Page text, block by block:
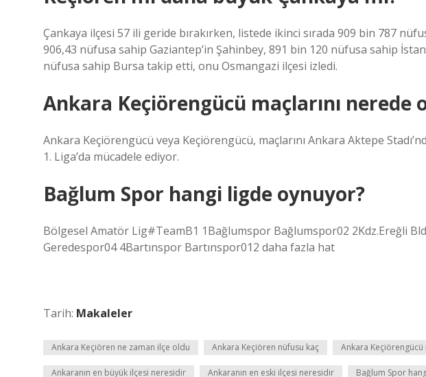
Çankaya ilçesi 57 ili geride bırakırken, listede ikinci sırada 909 bin 787
906,43 nüfusa sahip Gaziantep’in Şahinbey, 891 bin 120 nüfusa sahip
nüfusa sahip Bursa takip etti, onu Osmangazi ilçesi izledi.
Ankara Keçiörengücü maçlarını nerede
Ankara Keçiörengücü veya Keçiörengücü, maçlarını Ankara Aktepe
1. Liga’da mücadele ediyor.
Bağlum Spor hangi ligde oynuyor?
Bölgesel Amatör Lig#TeamB1 1Bağlumspor Bağlumspor02 2Kdz.Ereğli
Geredespor04 4Bartınspor Bartınspor012 daha fazla hat
Tarih: Makaleler
Ankara Keçiören ne zaman ilçe oldu Ankara Keçiören nüfusu kaç Ankara Keçiörengücü
Ankaranın en büyük ilçesi neresidir Ankaranın en eski ilçesi neresidir Bağlum Spor